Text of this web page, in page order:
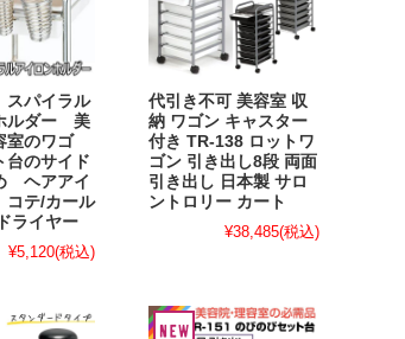
パイラル
ルダー 美
室のワゴ
台のサイド
ヘアアイ
テ/カール
ライヤー
¥5,120(税込)
代引き不可 美容室 収
納 ワゴン キャスター
付き TR-138 ロットワ
ゴン 引き出し8段 両面
引き出し 日本製 サロ
ントロリー カート
¥38,485(税込)